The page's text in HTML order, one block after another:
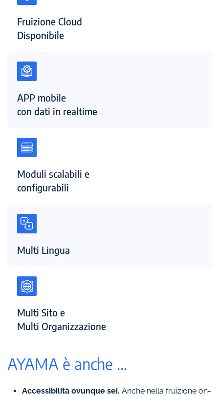
Fruizione Cloud
Disponibile
APP mobile
con dati in realtime
Moduli scalabili e
configurabili
Multi Lingua
Multi Sito e
Multi Organizzazione
AYAMA è anche ...
Accessibilità ovunque sei. Anche nella fruizione on-